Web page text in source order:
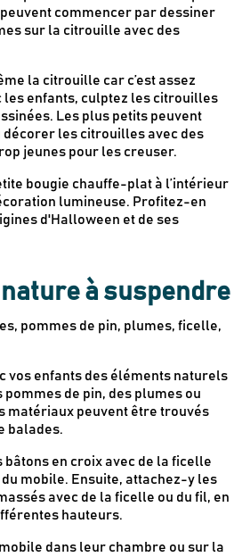
& codes promo
Je m'inscris
parLe Kaba !
commencer par dessiner
sur la citrouille avec des
la citrouille car c’est assez
les enfants, culptez les citrouilles
Les plus petits peuvent
les citrouilles avec des
jeunes pour les creuser.
bougie chauffe-plat à l’intérieur
lumineuse. Profitez-en
d'Halloween et de ses
à suspendre
pommes de pin, plumes, ficelle,
vos enfants des éléments naturels
pommes de pin, des plumes ou
matériaux peuvent être trouvés
balades.
bâtons en croix avec de la ficelle
mobile. Ensuite, attachez-y les
avec de la ficelle ou du fil, en
hauteurs.
dans leur chambre ou sur la